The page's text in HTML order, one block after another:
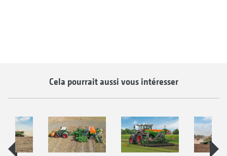
Cela pourrait aussi vous intéresser